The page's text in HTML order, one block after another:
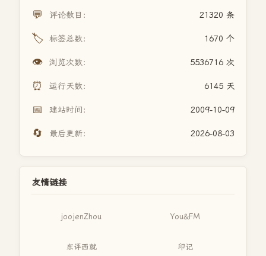
💬 评论数目： 21320 条
🏷️ 标签总数： 1670 个
👁️ 浏览次数： 5536716 次
⏰ 运行天数： 6145 天
📅 建站时间： 2009-10-09
🔄 最后更新： 2026-08-03
友情链接
joojenZhou You&FM
东评西就 印记